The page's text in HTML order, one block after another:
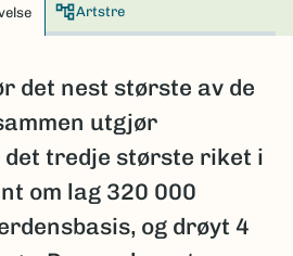
Artstre
det nest største av de
utgjør
det tredje største riket i
om lag 320 000
og drøyt 4